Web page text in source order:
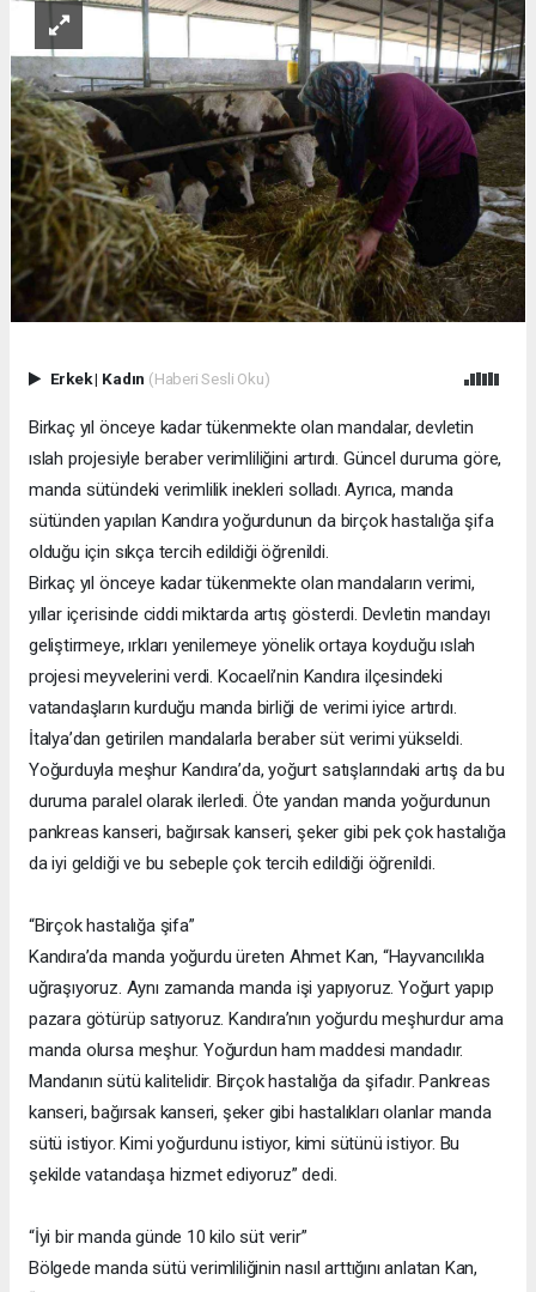
Erkek| Kadın (Haberi Sesli Oku)
Birkaç yıl önceye kadar tükenmekte olan mandalar, devletin
ıslah projesiyle beraber verimliliğini artırdı. Güncel duruma göre,
manda sütündeki verimlilik inekleri solladı. Ayrıca, manda
sütünden yapılan Kandıra yoğurdunun da birçok hastalığa şifa
olduğu için sıkça tercih edildiği öğrenildi.
Birkaç yıl önceye kadar tükenmekte olan mandaların verimi,
yıllar içerisinde ciddi miktarda artış gösterdi. Devletin mandayı
geliştirmeye, ırkları yenilemeye yönelik ortaya koyduğu ıslah
projesi meyvelerini verdi. Kocaeli’nin Kandıra ilçesindeki
vatandaşların kurduğu manda birliği de verimi iyice artırdı.
İtalya’dan getirilen mandalarla beraber süt verimi yükseldi.
Yoğurduyla meşhur Kandıra’da, yoğurt satışlarındaki artış da bu
duruma paralel olarak ilerledi. Öte yandan manda yoğurdunun
pankreas kanseri, bağırsak kanseri, şeker gibi pek çok hastalığa
da iyi geldiği ve bu sebeple çok tercih edildiği öğrenildi.
“Birçok hastalığa şifa”
Kandıra’da manda yoğurdu üreten Ahmet Kan, “Hayvancılıkla
uğraşıyoruz. Aynı zamanda manda işi yapıyoruz. Yoğurt yapıp
pazara götürüp satıyoruz. Kandıra’nın yoğurdu meşhurdur ama
manda olursa meşhur. Yoğurdun ham maddesi mandadır.
Mandanın sütü kalitelidir. Birçok hastalığa da şifadır. Pankreas
kanseri, bağırsak kanseri, şeker gibi hastalıkları olanlar manda
sütü istiyor. Kimi yoğurdunu istiyor, kimi sütünü istiyor. Bu
şekilde vatandaşa hizmet ediyoruz” dedi.
“İyi bir manda günde 10 kilo süt verir”
Bölgede manda sütü verimliliğinin nasıl arttığını anlatan Kan,